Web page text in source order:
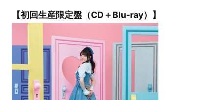
【初回生産限定盤（CD＋Blu-ray）】